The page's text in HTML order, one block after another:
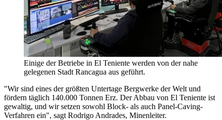
Einige der Betriebe in El Teniente werden von der nahe
gelegenen Stadt Rancagua aus geführt.
"Wir sind eines der größten Untertage Bergwerke der Welt und
fördern täglich 140.000 Tonnen Erz. Der Abbau von El Teniente ist
gewaltig, und wir setzen sowohl Block- als auch Panel-Caving-
Verfahren ein", sagt Rodrigo Andrades, Minenleiter.